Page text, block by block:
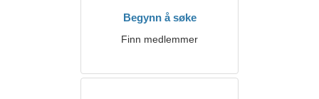
Begynn å søke
Finn medlemmer